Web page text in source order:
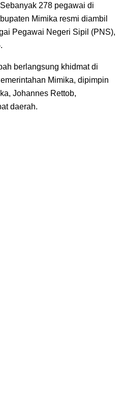
278 pegawai di
Mimika resmi diambil
Pegawai Negeri Sipil (PNS),
berlangsung khidmat di
Mimika, dipimpin
Johannes Rettob,
daerah.